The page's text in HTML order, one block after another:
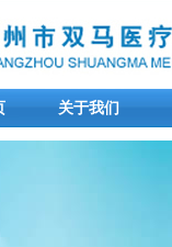
关于我们